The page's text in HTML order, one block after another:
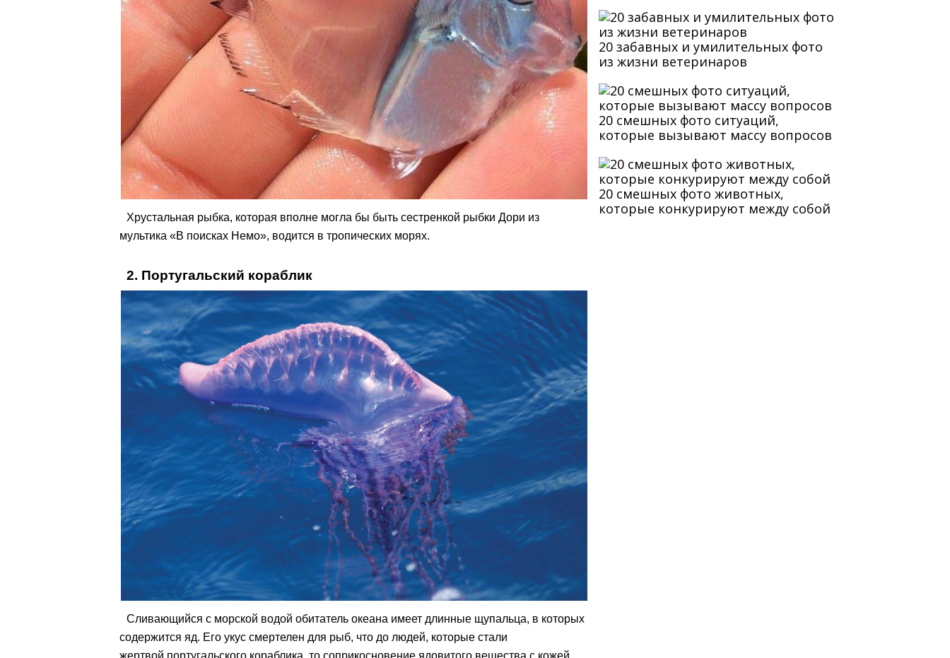
Хрустальная рыбка, которая вполне могла бы быть сестренкой рыбки Дори из
мультика «В поисках Немо», водится в тропических морях.
2. Португальский кораблик
Сливающийся с морской водой обитатель океана имеет длинные щупальца, в которых
содержится яд. Его укус смертелен для рыб, что до людей, которые стали
жертвой португальского кораблика, то соприкосновение ядовитого вещества с кожей
20 забавных и умилительных фото
из жизни ветеринаров
20 смешных фото ситуаций,
которые вызывают массу вопросов
20 смешных фото животных,
которые конкурируют между собой